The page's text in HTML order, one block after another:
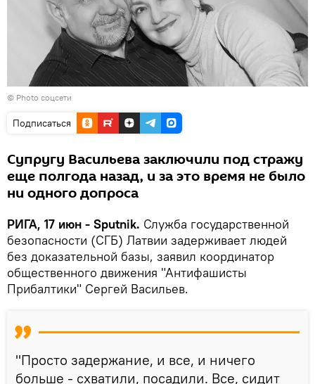
© Photo соцсети
Подписаться
Супругу Васильева заключили под стражу
еще полгода назад, и за это время не было
ни одного допроса
РИГА, 17 июн - Sputnik. Служба государственной
безопасности (СГБ) Латвии задерживает людей
без доказательной базы, заявил координатор
общественного движения "Антифашисты
Прибалтики" Сергей Васильев.
"Просто задержание, и все, и ничего
больше - схватили, посадили. Все, сидит